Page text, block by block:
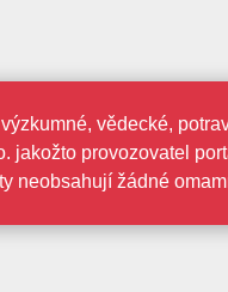
vědecké,
jakožto provozovatel
neobsahují žádné